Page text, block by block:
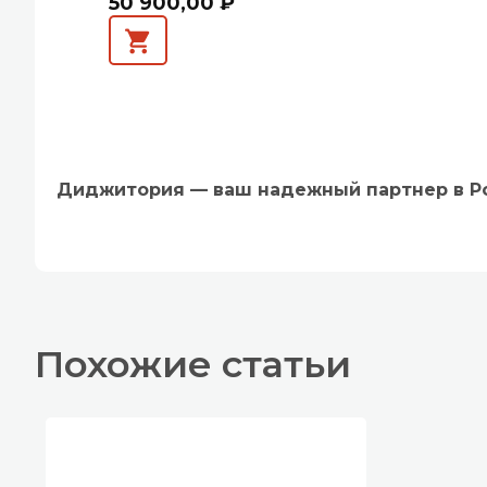
Диджитория — ваш надежный партнер в
Похожие статьи